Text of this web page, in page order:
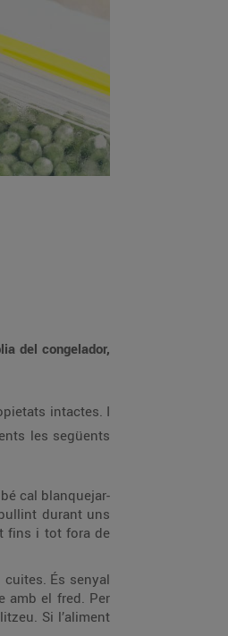
del congelador,
intactes. I
les següents
cal blanquejar-
durant uns
fins i tot fora de
És senyal
amb el fred. Per
Si l’aliment